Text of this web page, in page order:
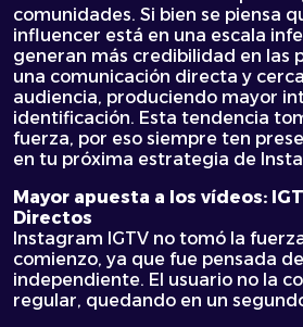
comunidades. Si bien se piensa
influencer está en una escala
generan más credibilidad en las
una comunicación directa y
audiencia, produciendo mayor
identificación. Esta tendencia
fuerza, por eso siempre ten
en tu próxima estrategia de
Mayor apuesta a los vídeos:
Directos
Instagram IGTV no tomó la
comienzo, ya que fue pensada
independiente. El usuario no la
regular, quedando en un